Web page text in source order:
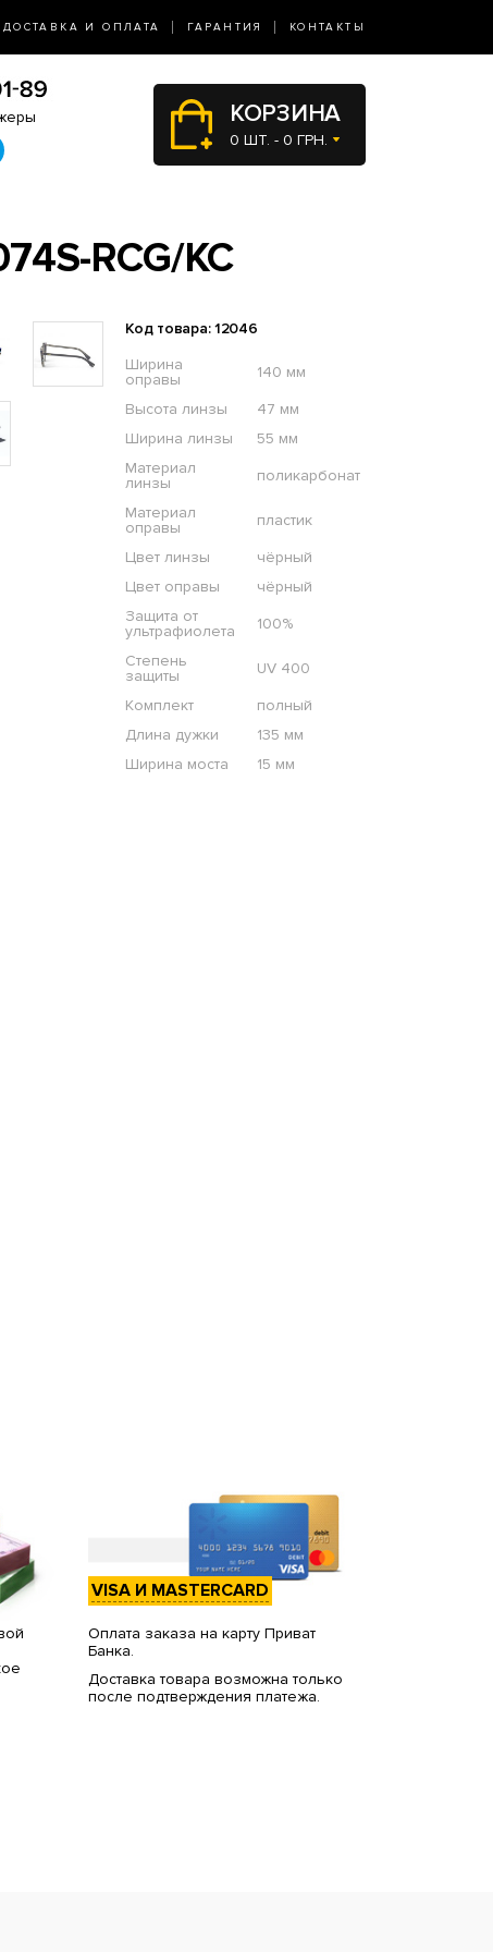
ДОСТАВКА И ОПЛАТА ГАРАНТИЯ КОНТАКТЫ
КОРЗИНА
0 ШТ. - 0 ГРН.
RCG/KC
Код товара: 12046
Ширина
оправы
140 мм
Высота линзы
47 мм
Ширина линзы
55 мм
Материал
линзы
поликарбонат
Материал
оправы
пластик
Цвет линзы
чёрный
Цвет оправы
чёрный
Защита от
ультрафиолета
100%
Степень
защиты
UV 400
Комплект
полный
Длина дужки
135 мм
Ширина моста
15 мм
VISA И MASTERCARD
Оплата заказа на карту Приват
Банка.
Доставка товара возможна только
после подтверждения платежа.